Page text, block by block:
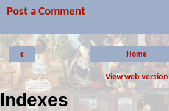
Post a Comment
‹ Home
View web version
Indexes